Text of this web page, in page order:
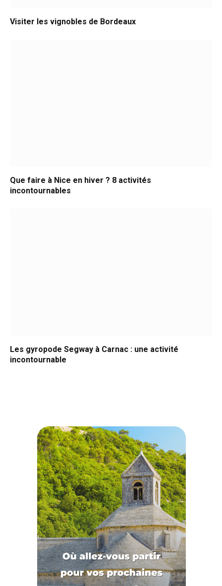
Visiter les vignobles de Bordeaux
Que faire à Nice en hiver ? 8 activités
incontournables
Les gyropode Segway à Carnac : une activité
incontournable